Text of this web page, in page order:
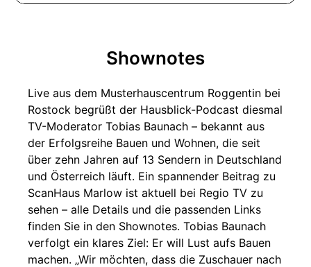
Shownotes
Live aus dem Musterhauscentrum Roggentin bei
Rostock begrüßt der Hausblick-Podcast diesmal
TV-Moderator Tobias Baunach – bekannt aus
der Erfolgsreihe Bauen und Wohnen, die seit
über zehn Jahren auf 13 Sendern in Deutschland
und Österreich läuft. Ein spannender Beitrag zu
ScanHaus Marlow ist aktuell bei Regio TV zu
sehen – alle Details und die passenden Links
finden Sie in den Shownotes. Tobias Baunach
verfolgt ein klares Ziel: Er will Lust aufs Bauen
machen. „Wir möchten, dass die Zuschauer nach